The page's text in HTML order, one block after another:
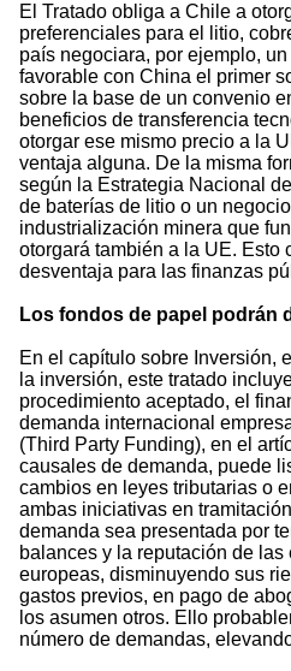
El Tratado obliga a Chile a
preferenciales para el litio,
país negociara, por ejemplo,
favorable con China el primer
sobre la base de un convenio
beneficios de transferencia
otorgar ese mismo precio a la
ventaja alguna. De la misma
según la Estrategia Nacional
de baterías de litio o un
industrialización minera que
otorgará también a la UE. Esto
desventaja para las finanzas
Los fondos de papel podrán
En el capítulo sobre Inversión,
la inversión, este tratado
procedimiento aceptado, el
demanda internacional
(Third Party Funding), en el
causales de demanda, puede
cambios en leyes tributarias o
ambas iniciativas en
demanda sea presentada por
balances y la reputación de
europeas, disminuyendo sus
gastos previos, en pago de
los asumen otros. Ello
número de demandas,